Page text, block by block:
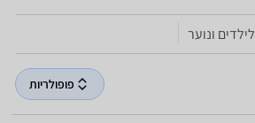
לילדים ונוער
פופולריות